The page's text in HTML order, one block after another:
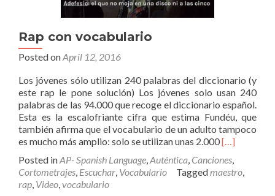
Rap con vocabulario
Posted onApril 12, 2016
Los jóvenes sólo utilizan 240 palabras del diccionario (y
este rap le pone solución) Los jóvenes solo usan 240
palabras de las 94.000 que recoge el diccionario español.
Esta es la escalofriante cifra que estima Fundéu, que
también afirma que el vocabulario de un adulto tampoco
es mucho más amplio: solo se utilizan unas 2.000Read
about
Rap
[…]
Posted inAP- Spanish Language Auténtica Canciones
Cortometrajes Escuchar Vocabulario Tagged maestro
rap Video vocabulario